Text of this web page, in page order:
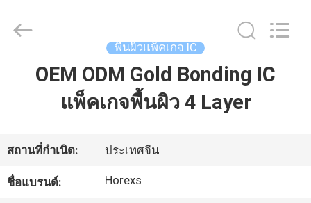
บ้าน
เกี่ยว
(Hubei)
Electronics
พื้นผิวแพ็คเกจ IC
OEM ODM Gold Bonding IC
แพ็คเกจพื้นผิว 4 Layer
สถานที่กำเนิด: ประเทศจีน
ชื่อแบรนด์: Horexs